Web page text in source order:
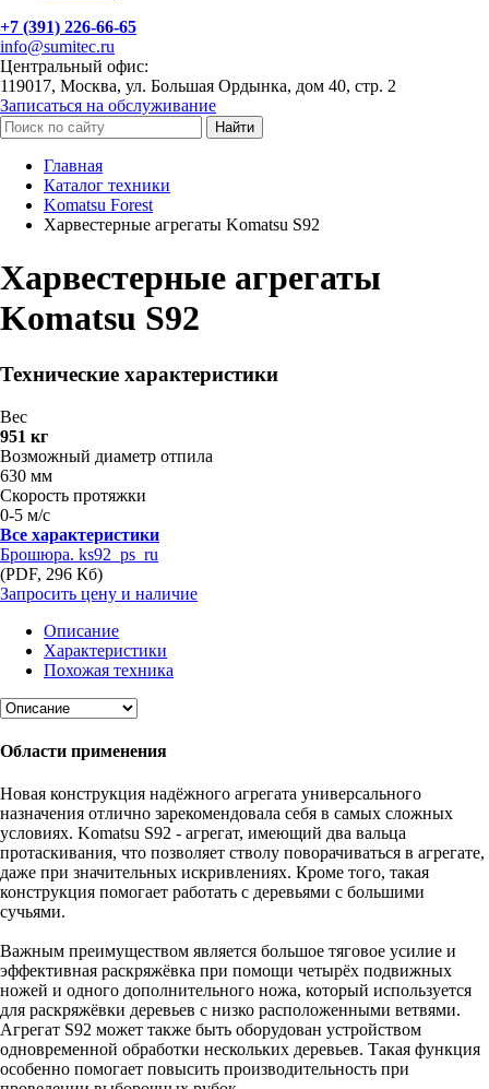
+7 (391) 226-66-65
info@sumitec.ru
Центральный офис:
119017, Москва, ул. Большая Ордынка, дом 40, стр. 2
Записаться на обслуживание
Найти
Главная
Каталог техники
Komatsu Forest
Харвестерные агрегаты Komatsu S92
Харвестерные агрегаты
Komatsu S92
Технические характеристики
Вес
951 кг
Возможный диаметр отпила
630 мм
Скорость протяжки
0-5 м/с
Все характеристики
Брошюра. ks92_ps_ru
(PDF, 296 Кб)
Запросить цену и наличие
Описание
Характеристики
Похожая техника
Области применения
Новая конструкция надёжного агрегата универсального
назначения отлично зарекомендовала себя в самых сложных
условиях. Komatsu S92 - агрегат, имеющий два вальца
протаскивания, что позволяет стволу поворачиваться в агрегате,
даже при значительных искривлениях. Кроме того, такая
конструкция помогает работать с деревьями с большими
сучьями.
Важным преимуществом является большое тяговое усилие и
эффективная раскряжёвка при помощи четырёх подвижных
ножей и одного дополнительного ножа, который используется
для раскряжёвки деревьев с низко расположенными ветвями.
Агрегат S92 может также быть оборудован устройством
одновременной обработки нескольких деревьев. Такая функция
особенно помогает повысить производительность при